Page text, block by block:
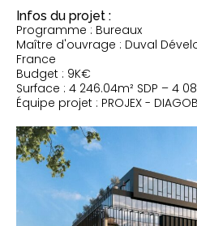
Infos du projet :
Programme : Bureaux
Maître d'ouvrage : Duval
France
Budget : 9K€
Surface : 4 246.04m² SDP – 4
Équipe projet : PROJEX -